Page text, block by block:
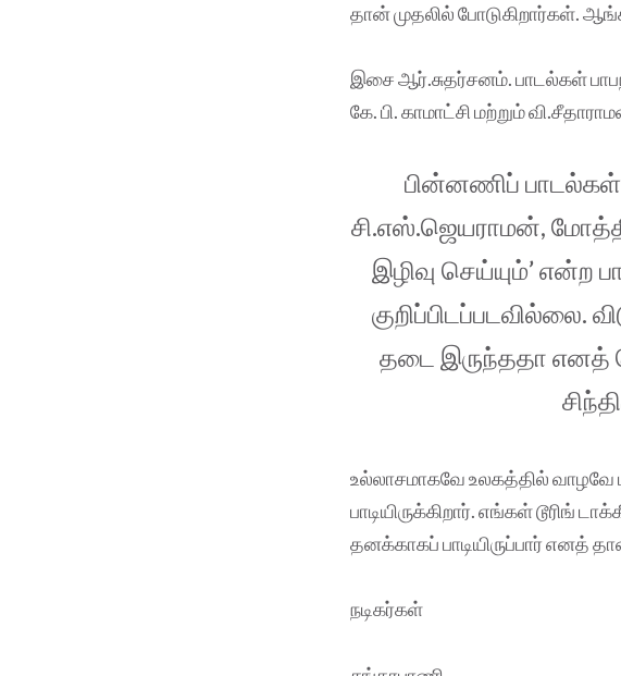
தான் முதலில் போடுகிறார்கள்.
இசை ஆர்.சுதர்சனம். பாடல்கள்
கே. பி. காமாட்சி மற்றும்
பின்னணிப் பாடல்கள்
சி.எஸ்.ஜெயராமன்,
இழிவு செய்யும்’ என்ற
குறிப்பிடப்படவில்லை.
தடை இருந்ததா எனத்
உல்லாசமாகவே உலகத்தில் வாழவே
பாடியிருக்கிறார். எங்கள் டூரிங்
தனக்காகப் பாடியிருப்பார் எனத்
நடிகர்கள்